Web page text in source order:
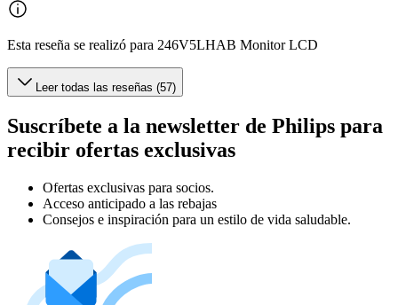
Esta reseña se realizó para 246V5LHAB Monitor LCD
Leer todas las reseñas (57)
Suscríbete a la newsletter de Philips para
recibir ofertas exclusivas
Ofertas exclusivas para socios.
Acceso anticipado a las rebajas
Consejos e inspiración para un estilo de vida saludable.